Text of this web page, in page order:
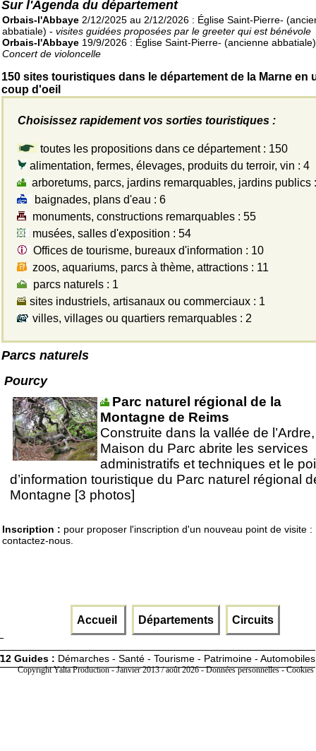
Sur l'Agenda du département
Orbais-l'Abbaye 2/12/2025 au 2/12/2026 : Église Saint-Pierre-
abbatiale) - visites guidées proposées par le greeter qui est bénévole
Orbais-l'Abbaye 19/9/2026 : Église Saint-Pierre- (ancienne
Concert de violoncelle
150 sites touristiques dans le département de la Marne en
coup d'oeil
Choisissez rapidement vos sorties touristiques :
toutes les propositions dans ce département : 150
alimentation, fermes, élevages, produits du terroir, vin : 4
arboretums, parcs, jardins remarquables, jardins publics
baignades, plans d'eau : 6
monuments, constructions remarquables : 55
musées, salles d'exposition : 54
Offices de tourisme, bureaux d'information : 10
zoos, aquariums, parcs à thème, attractions : 11
parcs naturels : 1
sites industriels, artisanaux ou commerciaux : 1
villes, villages ou quartiers remarquables : 2
Parcs naturels
Pourcy
Parc naturel régional de la
Montagne de Reims
Construite dans la vallée de
Maison du Parc abrite les services
administratifs et techniques et le
d’information touristique du Parc naturel régional
Montagne [3 photos]
Inscription : pour proposer l'inscription d'un nouveau point de visite :
contactez-nous.
Accueil Départements Circuits
12 Guides : Démarches - Santé - Tourisme - Patrimoine - Automobiles
Copyright Yalta Production - Janvier 2013 / août 2026 -Données personnelles -